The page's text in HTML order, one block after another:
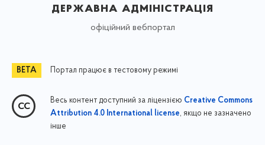
державна адміністрація
офіційний вебпортал
Портал працює в тестовому режимі
Весь контент доступний за ліцензією Creative Commons
Attribution 4.0 International license, якщо не зазначено
інше